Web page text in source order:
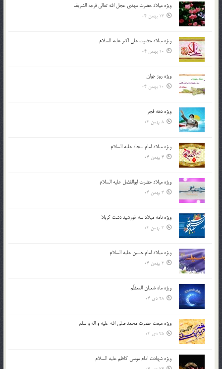
ویژه میلاد حضرت مهدی عجل الله تعالی فرجه الشريف
13 بهمن 04
ویژه میلاد حضرت علی اکبر علیه السلام
10 بهمن 04
ویژه روز جوان
10 بهمن 04
ویژه دهه فجر
8 بهمن 04
ویژه میلاد امام سجاد علیه السلام
4 بهمن 04
ویژه میلاد حضرت ابوالفضل علیه السلام
3 بهمن 04
ویژه نامه میلاد سه خورشید دشت کربلا
2 بهمن 04
ویژه میلاد امام حسین علیه السلام
2 بهمن 04
ویژه ماه شعبان المعظّم
28 دی 04
ویژه مبعث حضرت محمد صلی الله علیه و اله و سلم
25 دی 04
ویژه شهادت امام موسی کاظم علیه السلام